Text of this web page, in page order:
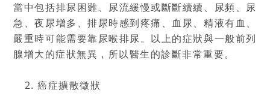
當中包括排尿困難、尿流緩慢或斷斷續續、尿頻、尿
急、夜尿增多、排尿時感到疼痛、血尿、精液有血、
嚴重時可能需要靠尿喉排尿。以上的症狀與一般前列
腺增大的症狀無異，所以醫生的診斷非常重要。
癌症擴散徵狀